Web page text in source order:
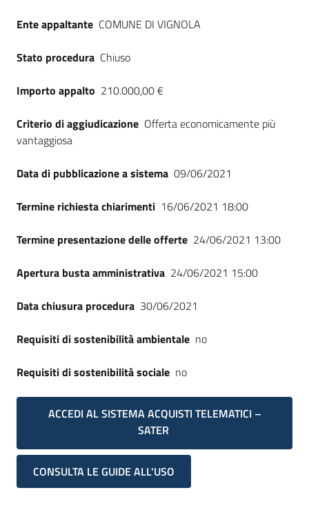
English
site
Seguici
Ente appaltante COMUNE DI VIGNOLA
Stato procedura Chiuso
Importo appalto 210.000,00 €
Criterio di aggiudicazione Offerta economicamente più
vantaggiosa
Data di pubblicazione a sistema 09/06/2021
Termine richiesta chiarimenti 16/06/2021 18:00
Termine presentazione delle offerte 24/06/2021 13:00
Apertura busta amministrativa 24/06/2021 15:00
Data chiusura procedura 30/06/2021
Requisiti di sostenibilità ambientale no
Requisiti di sostenibilità sociale no
ACCEDI AL SISTEMA ACQUISTI TELEMATICI –
SATER
CONSULTA LE GUIDE ALL'USO